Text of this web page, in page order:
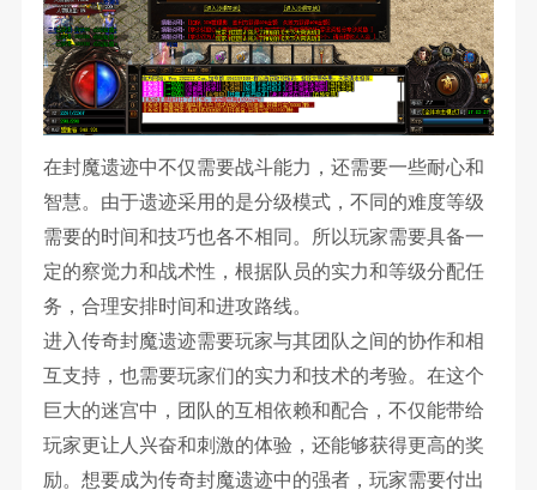
在封魔遗迹中不仅需要战斗能力，还需要一些耐心和
智慧。由于遗迹采用的是分级模式，不同的难度等级
需要的时间和技巧也各不相同。所以玩家需要具备一
定的察觉力和战术性，根据队员的实力和等级分配任
务，合理安排时间和进攻路线。
进入传奇封魔遗迹需要玩家与其团队之间的协作和相
互支持，也需要玩家们的实力和技术的考验。在这个
巨大的迷宫中，团队的互相依赖和配合，不仅能带给
玩家更让人兴奋和刺激的体验，还能够获得更高的奖
励。想要成为传奇封魔遗迹中的强者，玩家需要付出